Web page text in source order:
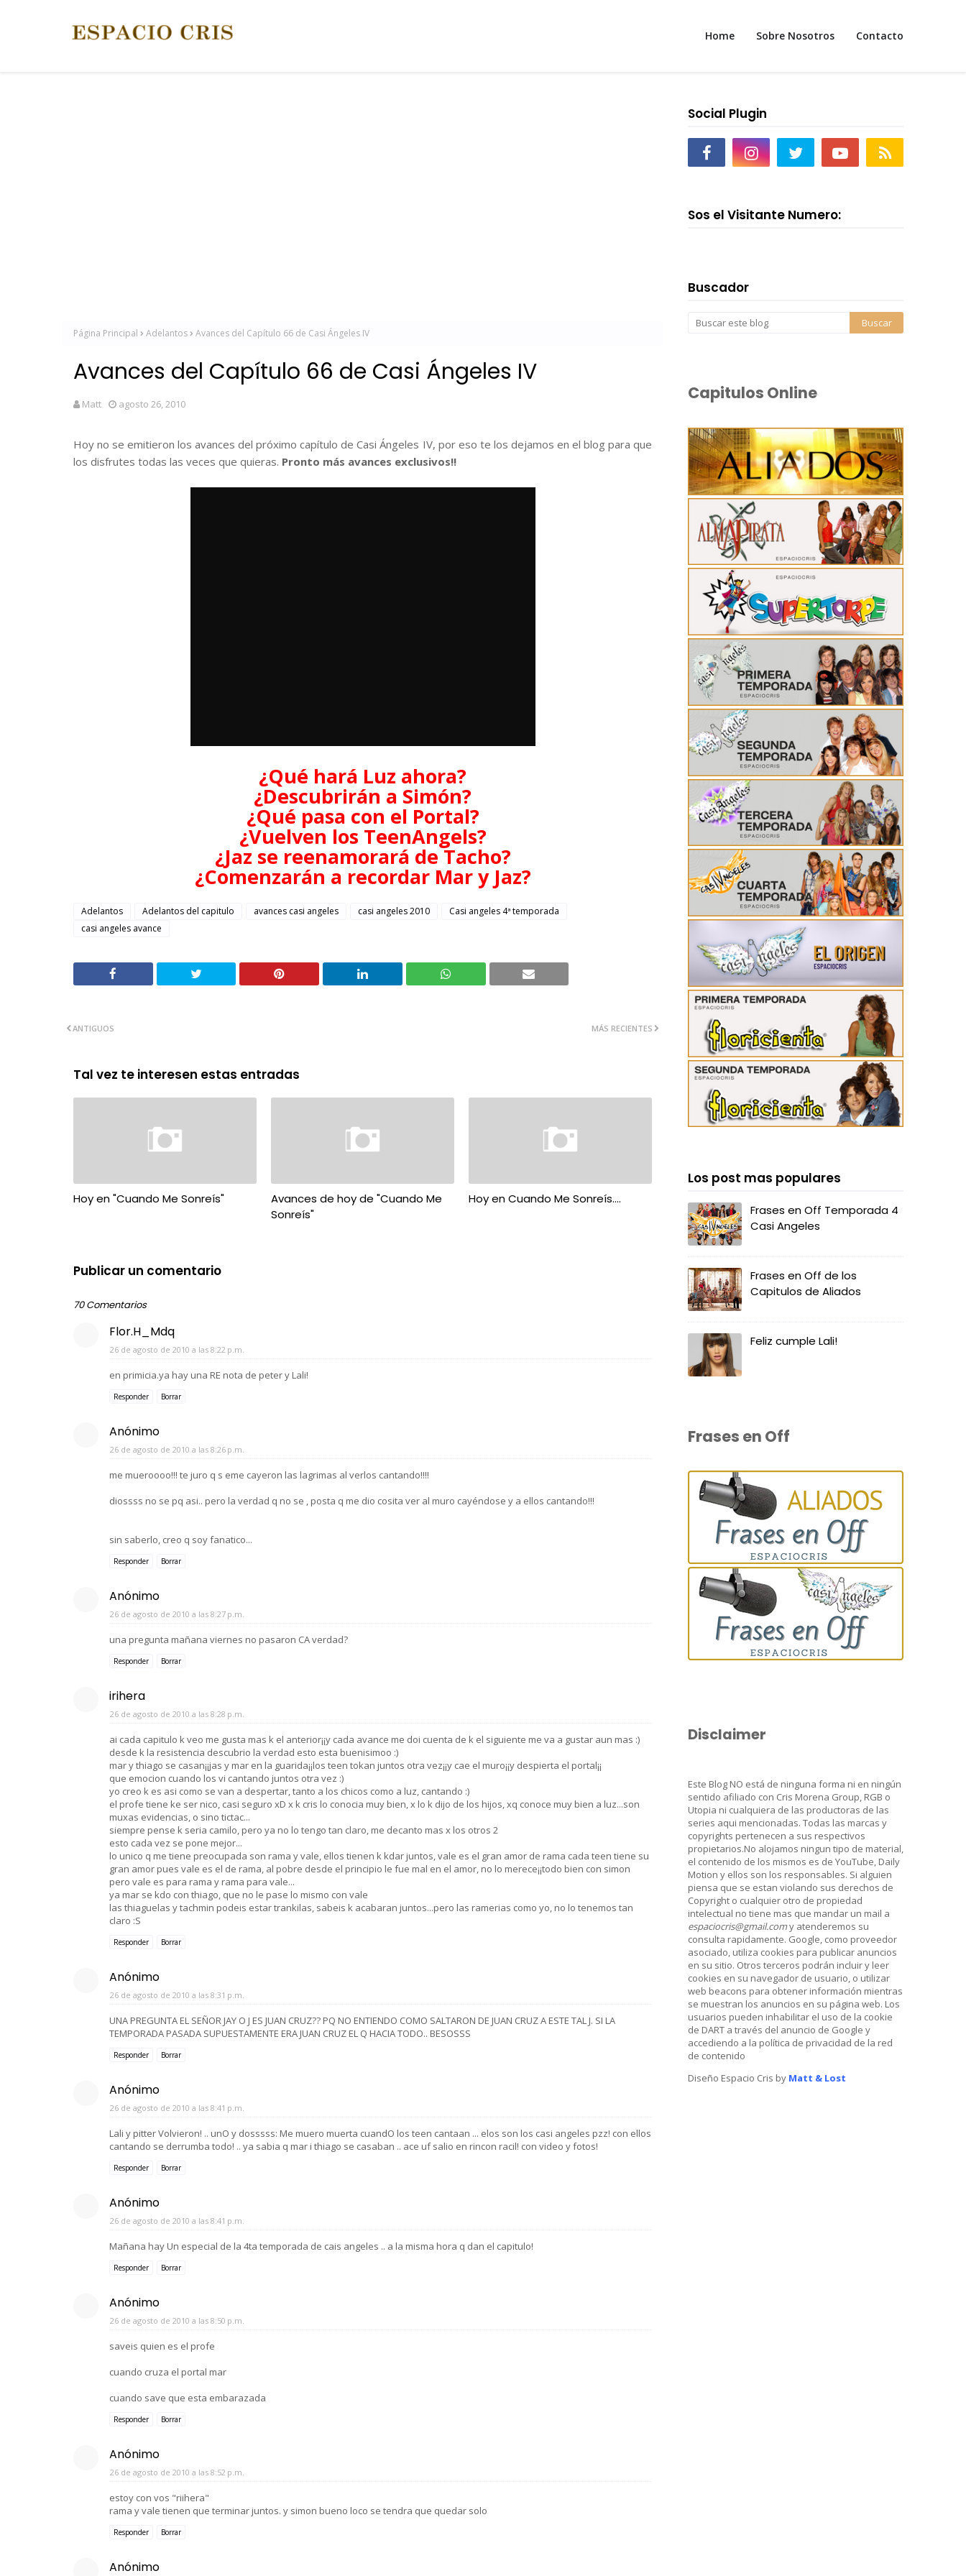
Home Sobre Nosotros Contacto
Página Principal Adelantos Avances del Capítulo 66 de Casi Ángeles IV
Avances del Capítulo 66 de Casi Ángeles IV
Matt agosto 26, 2010
Hoy no se emitieron los avances del próximo capítulo de Casi Ángeles IV, por eso te los dejamos en el blog para que
los disfrutes todas las veces que quieras. Pronto más avances exclusivos!!
¿Qué hará Luz ahora?
¿Descubrirán a Simón?
¿Qué pasa con el Portal?
¿Vuelven los TeenAngels?
¿Jaz se reenamorará de Tacho?
¿Comenzarán a recordar Mar y Jaz?
Adelantos Adelantos del capitulo avances casi angeles casi angeles 2010
Casi angeles 4ª temporada
casi angeles avance
MÁS RECIENTES
ANTIGUOS
Tal vez te interesen estas entradas
Hoy en "Cuando Me Sonreís"
Avances de hoy de "Cuando Me
Sonreís"
Hoy en Cuando Me Sonreís....
Publicar un comentario
70 Comentarios
Flor.H_Mdq
26 de agosto de 2010 a las 8:22 p.m.
en primicia.ya hay una RE nota de peter y Lali!
Responder Borrar
Anónimo
26 de agosto de 2010 a las 8:26 p.m.
me mueroooo!!! te juro q s eme cayeron las lagrimas al verlos cantando!!!!
diossss no se pq asi.. pero la verdad q no se , posta q me dio cosita ver al muro cayéndose y a ellos cantando!!!
sin saberlo, creo q soy fanatico...
Responder Borrar
Anónimo
26 de agosto de 2010 a las 8:27 p.m.
una pregunta mañana viernes no pasaron CA verdad?
Responder Borrar
irihera
26 de agosto de 2010 a las 8:28 p.m.
ai cada capitulo k veo me gusta mas k el anterior¡¡y cada avance me doi cuenta de k el siguiente me va a gustar aun mas :)
desde k la resistencia descubrio la verdad esto esta buenisimoo :)
mar y thiago se casan¡¡jas y mar en la guarida¡¡los teen tokan juntos otra vez¡¡y cae el muro¡¡y despierta el portal¡¡
que emocion cuando los vi cantando juntos otra vez :)
yo creo k es asi como se van a despertar, tanto a los chicos como a luz, cantando :)
el profe tiene ke ser nico, casi seguro xD x k cris lo conocia muy bien, x lo k dijo de los hijos, xq conoce muy bien a luz...son
muxas evidencias, o sino tictac...
siempre pense k seria camilo, pero ya no lo tengo tan claro, me decanto mas x los otros 2
esto cada vez se pone mejor...
lo unico q me tiene preocupada son rama y vale, ellos tienen k kdar juntos, vale es el gran amor de rama cada teen tiene su
gran amor pues vale es el de rama, al pobre desde el principio le fue mal en el amor, no lo merece¡¡todo bien con simon
pero vale es para rama y rama para vale...
ya mar se kdo con thiago, que no le pase lo mismo con vale
las thiaguelas y tachmin podeis estar trankilas, sabeis k acabaran juntos...pero las ramerias como yo, no lo tenemos tan
claro :S
Responder Borrar
Anónimo
26 de agosto de 2010 a las 8:31 p.m.
UNA PREGUNTA EL SEÑOR JAY O J ES JUAN CRUZ?? PQ NO ENTIENDO COMO SALTARON DE JUAN CRUZ A ESTE TAL J. SI LA
TEMPORADA PASADA SUPUESTAMENTE ERA JUAN CRUZ EL Q HACIA TODO.. BESOSSS
Responder Borrar
Anónimo
26 de agosto de 2010 a las 8:41 p.m.
Lali y pitter Volvieron! .. unO y dosssss: Me muero muerta cuandO los teen cantaan ... elos son los casi angeles pzz! con ellos
cantando se derrumba todo! .. ya sabia q mar i thiago se casaban .. ace uf salio en rincon racil! con video y fotos!
Responder Borrar
Anónimo
26 de agosto de 2010 a las 8:41 p.m.
Mañana hay Un especial de la 4ta temporada de cais angeles .. a la misma hora q dan el capitulo!
Responder Borrar
Anónimo
26 de agosto de 2010 a las 8:50 p.m.
saveis quien es el profe
cuando cruza el portal mar
cuando save que esta embarazada
Responder Borrar
Anónimo
26 de agosto de 2010 a las 8:52 p.m.
estoy con vos "riihera"
rama y vale tienen que terminar juntos. y simon bueno loco se tendra que quedar solo
Responder Borrar
Anónimo
Social Plugin
Sos el Visitante Numero:
Buscador
Capitulos Online
Los post mas populares
Frases en Off Temporada 4
Casi Angeles
Frases en Off de los
Capitulos de Aliados
Feliz cumple Lali!
Frases en Off
Disclaimer
Este Blog NO está de ninguna forma ni en ningún
sentido afiliado con Cris Morena Group, RGB o
Utopia ni cualquiera de las productoras de las
series aqui mencionadas. Todas las marcas y
copyrights pertenecen a sus respectivos
propietarios.No alojamos ningun tipo de material,
el contenido de los mismos es de YouTube, Daily
Motion y ellos son los responsables. Si alguien
piensa que se estan violando sus derechos de
Copyright o cualquier otro de propiedad
intelectual no tiene mas que mandar un mail a
espaciocris@gmail.comy atenderemos su
consulta rapidamente. Google, como proveedor
asociado, utiliza cookies para publicar anuncios
en su sitio. Otros terceros podrán incluir y leer
cookies en su navegador de usuario, o utilizar
web beacons para obtener información mientras
se muestran los anuncios en su página web. Los
usuarios pueden inhabilitar el uso de la cookie
de DART a través del anuncio de Google y
accediendo a la política de privacidad de la red
de contenido
Diseño Espacio Cris by Matt & Lost